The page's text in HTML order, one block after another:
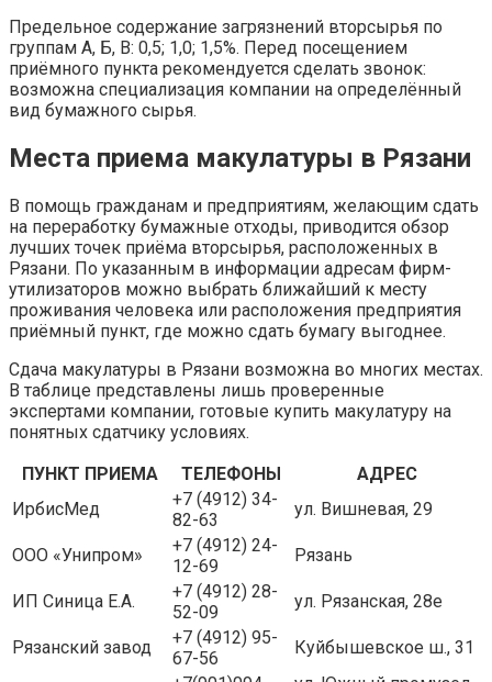
Предельное содержание загрязнений вторсырья по
группам А, Б, В: 0,5; 1,0; 1,5%. Перед посещением
приёмного пункта рекомендуется сделать звонок:
возможна специализация компании на определённый
вид бумажного сырья.
Места приема макулатуры в Рязани
В помощь гражданам и предприятиям, желающим сдать
на переработку бумажные отходы, приводится обзор
лучших точек приёма вторсырья, расположенных в
Рязани. По указанным в информации адресам фирм-
утилизаторов можно выбрать ближайший к месту
проживания человека или расположения предприятия
приёмный пункт, где можно сдать бумагу выгоднее.
Сдача макулатуры в Рязани возможна во многих местах.
В таблице представлены лишь проверенные
экспертами компании, готовые купить макулатуру на
понятных сдатчику условиях.
ПУНКТ ПРИЕМА
ТЕЛЕФОНЫ
АДРЕС
ИрбисМед
+7 (4912) 34-
82-63
ул. Вишневая, 29
ООО «Унипром»
+7 (4912) 24-
12-69
Рязань
ИП Синица Е.А.
+7 (4912) 28-
52-09
ул. Рязанская, 28е
Рязанский завод
+7 (4912) 95-
67-56
Куйбышевское ш., 31